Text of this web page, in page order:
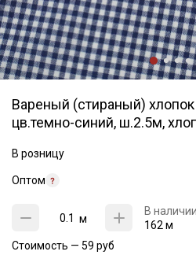
Вареный (стираный)
цв.темно-синий, ш.2.5м,
В розницу
Оптом
м
В наличии
162 м
Стоимость — 59 руб